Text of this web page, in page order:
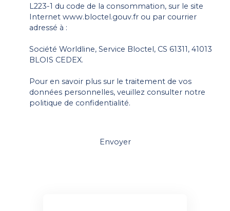
L223-1 du code de la consommation, sur le site
Internet www.bloctel.gouv.fr ou par courrier
adressé à :
Société Worldline, Service Bloctel, CS 61311, 41013
BLOIS CEDEX.
Pour en savoir plus sur le traitement de vos
données personnelles, veuillez consulter notre
politique de confidentialité.
Envoyer